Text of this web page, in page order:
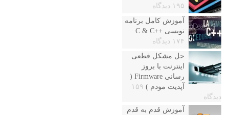
۱۹۵ دیدگاه
آموزش کامل برنامه
نویسی ++C & C
۱۷۴ دیدگاه
حل مشکل قطعی
اینترنت با بروز
رسانی Firmware (
آپدیت مودم ) ۱۵۹
دیدگاه
آموزش قدم به قدم